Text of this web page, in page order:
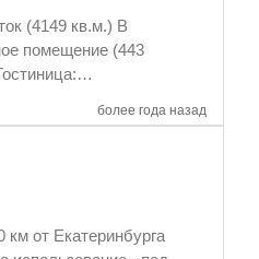
более года назад